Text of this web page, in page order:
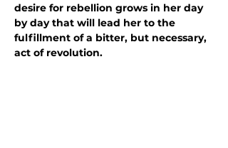
desire for rebellion grows in her day
by day that will lead her to the
fulfillment of a bitter, but necessary,
act of revolution.